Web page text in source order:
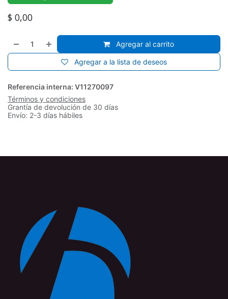
$ 0,00
Agregar al carrito
Agregar a la lista de deseos
Referencia interna: V11270097
Términos y condiciones
Grantía de devolución de 30 días
Envío: 2-3 días hábiles